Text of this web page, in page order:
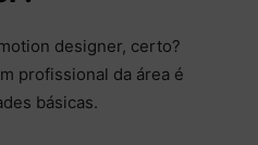
designer, certo?
profissional da área é
básicas.